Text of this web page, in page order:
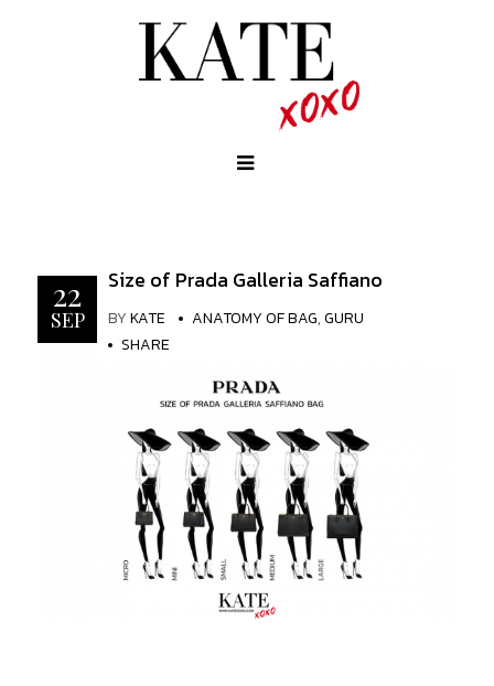
22
SEP
Size of Prada Galleria Saffiano
BYKATE ANATOMY OF BAG,GURU
SHARE